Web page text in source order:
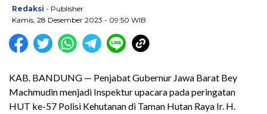
Redaksi - Publisher
Kamis, 28 Desember 2023 - 09:50 WIB
KAB. BANDUNG — Penjabat Gubernur Jawa Barat Bey
Machmudin menjadi Inspektur upacara pada peringatan
HUT ke-57 Polisi Kehutanan di Taman Hutan Raya Ir. H.